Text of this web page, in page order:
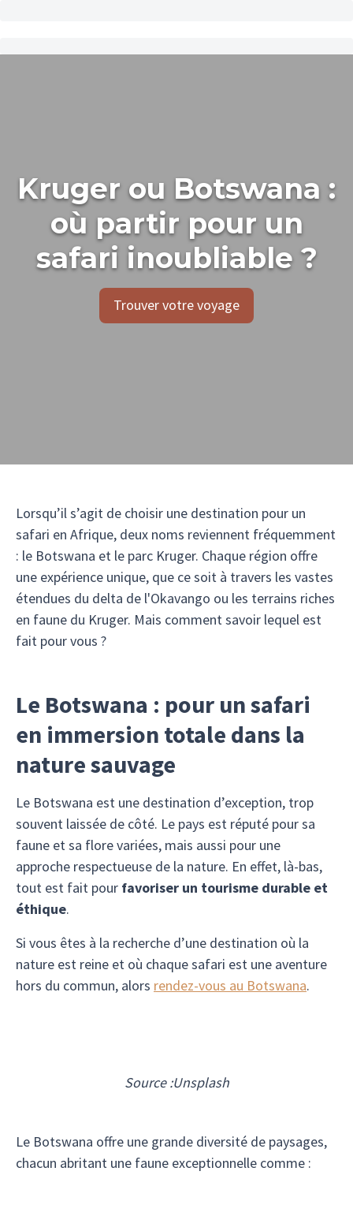
Kruger ou Botswana :
où partir pour un
safari inoubliable ?
Trouver votre voyage
Lorsqu’il s’agit de choisir une destination pour un
safari en Afrique, deux noms reviennent fréquemment
: le Botswana et le parc Kruger. Chaque région offre
une expérience unique, que ce soit à travers les vastes
étendues du delta de l'Okavango ou les terrains riches
en faune du Kruger. Mais comment savoir lequel est
fait pour vous ?
Le Botswana : pour un safari
en immersion totale dans la
nature sauvage
Le Botswana est une destination d’exception, trop
souvent laissée de côté. Le pays est réputé pour sa
faune et sa flore variées, mais aussi pour une
approche respectueuse de la nature. En effet, là-bas,
tout est fait pour favoriser un tourisme durable et
éthique.
Si vous êtes à la recherche d’une destination où la
nature est reine et où chaque safari est une aventure
hors du commun, alors rendez-vous au Botswana.
Source :Unsplash
Le Botswana offre une grande diversité de paysages,
chacun abritant une faune exceptionnelle comme :